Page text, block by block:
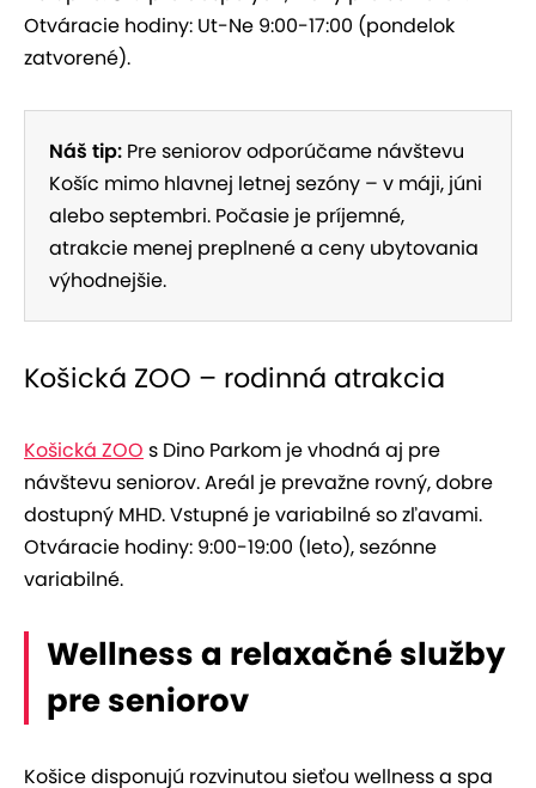
Otváracie hodiny: Ut-Ne 9:00-17:00 (pondelok
zatvorené).
Náš tip: Pre seniorov odporúčame návštevu
Košíc mimo hlavnej letnej sezóny – v máji, júni
alebo septembri. Počasie je príjemné,
atrakcie menej preplnené a ceny ubytovania
výhodnejšie.
Košická ZOO – rodinná atrakcia
Košická ZOO s Dino Parkom je vhodná aj pre
návštevu seniorov. Areál je prevažne rovný, dobre
dostupný MHD. Vstupné je variabilné so zľavami.
Otváracie hodiny: 9:00-19:00 (leto), sezónne
variabilné.
Wellness a relaxačné služby
pre seniorov
Košice disponujú rozvinutou sieťou wellness a spa